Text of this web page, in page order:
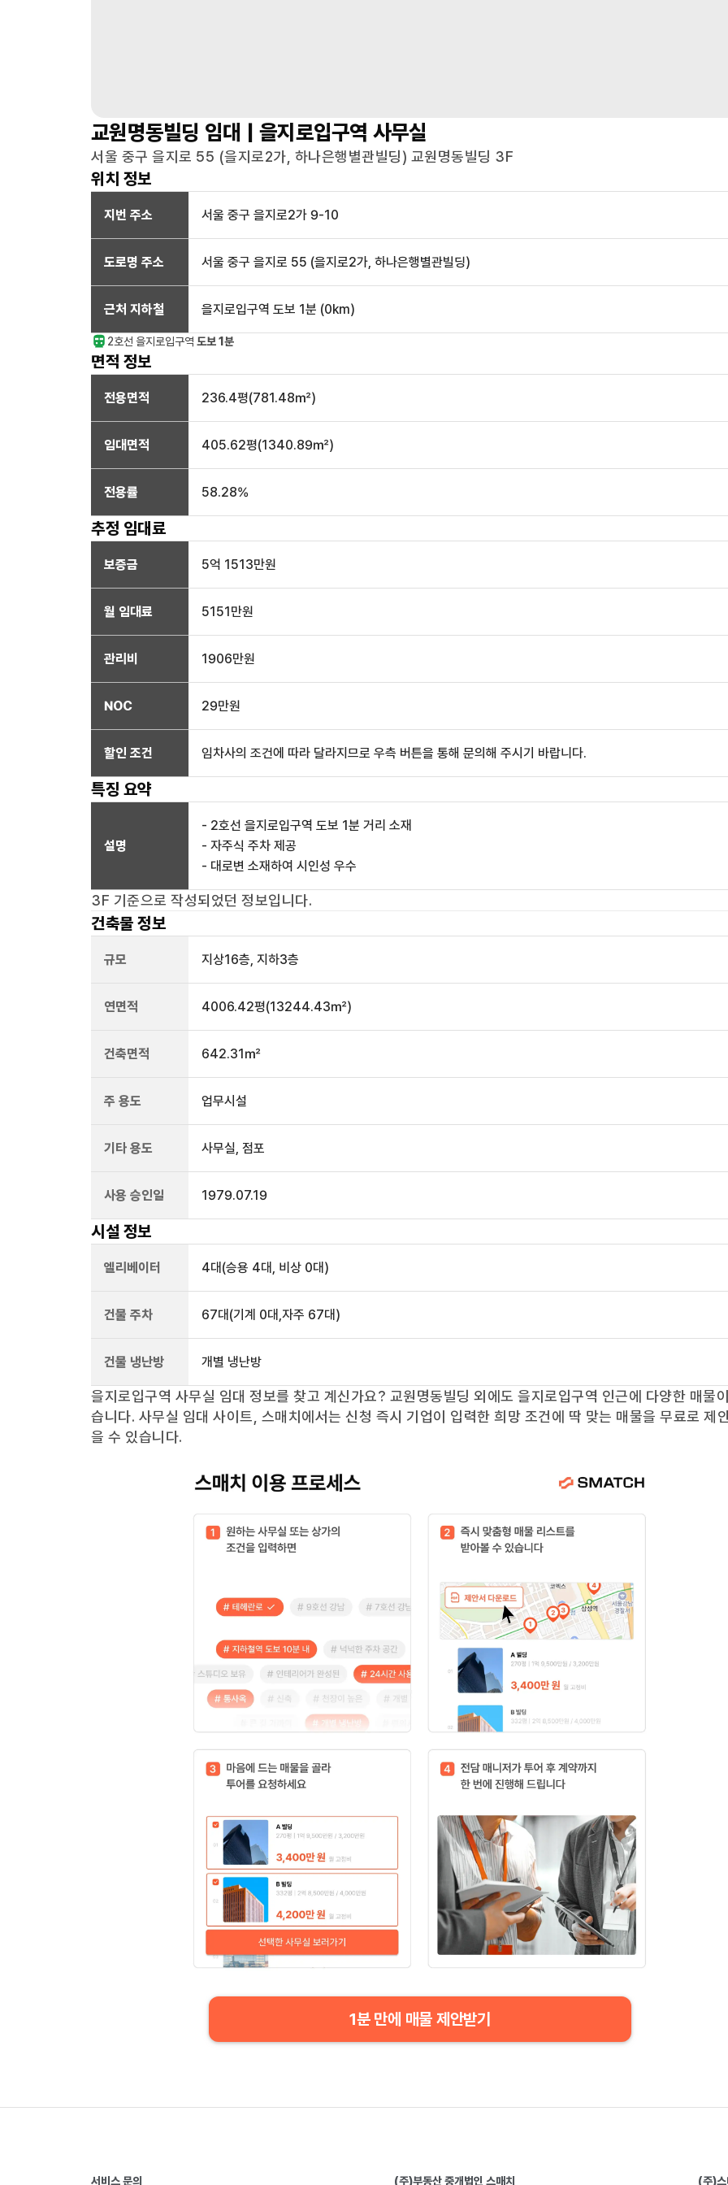
교원명동빌딩 임대 | 을지로입구역 사무실
서울 중구 을지로 55 (을지로2가, 하나은행별관빌딩) 교원명동빌딩 3F
위치 정보
지번 주소 서울 중구 을지로2가 9-10
도로명 주소 서울 중구 을지로 55 (을지로2가, 하나은행별관빌딩)
근처 지하철 을지로입구역 도보 1분 (0km)
2호선 을지로입구역 도보 1분
면적 정보
전용면적 236.4평(781.48㎡)
임대면적 405.62평(1340.89㎡)
전용률 58.28%
추정 임대료
보증금 5억 1513만원
월 임대료 5151만원
관리비 1906만원
NOC 29만원
할인 조건 임차사의 조건에 따라 달라지므로 우측 버튼을 통해 문의해 주시기 바랍니다.
특징 요약
설명
- 2호선 을지로입구역 도보 1분 거리 소재
- 자주식 주차 제공
- 대로변 소재하여 시인성 우수
3F 기준으로 작성되었던 정보입니다.
건축물 정보
규모 지상16층, 지하3층
연면적 4006.42평(13244.43㎡)
건축면적 642.31㎡
주 용도 업무시설
기타 용도 사무실, 점포
사용 승인일 1979.07.19
시설 정보
엘리베이터 4대 (승용 4대, 비상 0대)
건물 주차 67대 (기계 0대,자주 67대)
건물 냉난방 개별 냉난방
을지로입구역 사무실 임대 정보를 찾고 계신가요? 교원명동빌딩 외에도 을지로입구역 인근에 다양한 매물
습니다. 사무실 임대 사이트, 스매치에서는 신청 즉시 기업이 입력한 희망 조건에 딱 맞는 매물을 무료로 제
을 수 있습니다.
1분 만에 매물 제안받기
서비스 문의 (주)부동산 중개법인 스매치 (주)스